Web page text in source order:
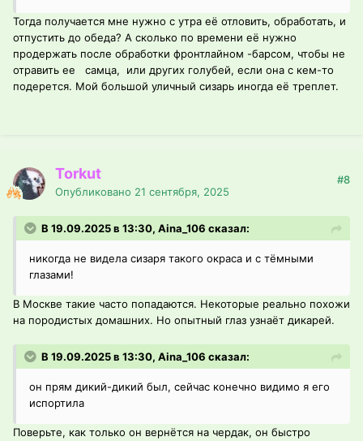
Тогда получается мне нужно с утра её отловить, обработать, и
отпустить до обеда? А сколько по времени её нужно
продержать после обработки фронтлайном -барсом, чтобы не
отравить ее самца, или других голубей, если она с кем-то
подерется. Мой большой уличный сизарь иногда её треплет.
Torkut
Опубликовано 21 сентября, 2025
#8
В 19.09.2025 в 13:30, Aina_106 сказал:
никогда не видела сизаря такого окраса и с тёмными
глазами!
В Москве такие часто попадаются. Некоторые реально похожи
на породистых домашних. Но опытный глаз узнаёт дикарей.
В 19.09.2025 в 13:30, Aina_106 сказал:
он прям дикий-дикий был, сейчас конечно видимо я его
испортила
Поверьте, как только он вернётся на чердак, он быстро